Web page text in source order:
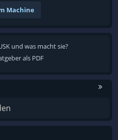
Machine
und was macht sie?
als PDF